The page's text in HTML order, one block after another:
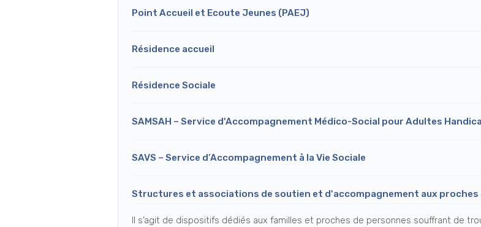
Point Accueil et Ecoute Jeunes (PAEJ)
Résidence accueil
Résidence Sociale
SAMSAH – Service d'Accompagnement Médico-Social pour Adultes
SAVS – Service d’Accompagnement à la Vie Sociale
Structures et associations de soutien et d'accompagnement aux proches
Il s’agit de dispositifs dédiés aux familles et proches de personnes souffrant de